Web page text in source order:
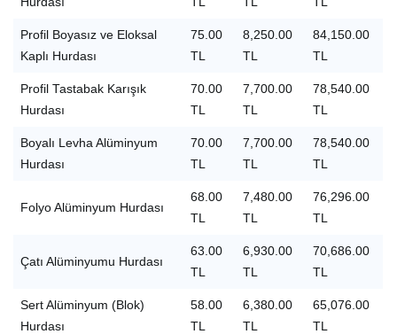
Profil Boyasız ve Eloksal
Kaplı Hurdası
75.00
TL
8,250.00
TL
84,150.00
TL
Profil Tastabak Karışık
Hurdası
70.00
TL
7,700.00
TL
78,540.00
TL
Boyalı Levha Alüminyum
Hurdası
70.00
TL
7,700.00
TL
78,540.00
TL
Folyo Alüminyum Hurdası
68.00
TL
7,480.00
TL
76,296.00
TL
Çatı Alüminyumu Hurdası
63.00
TL
6,930.00
TL
70,686.00
TL
Sert Alüminyum (Blok)
Hurdası
58.00
TL
6,380.00
TL
65,076.00
TL